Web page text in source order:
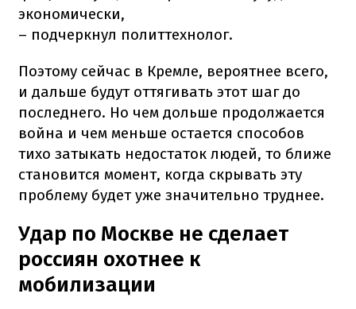
экономически,
– подчеркнул политтехнолог.
Поэтому сейчас в Кремле, вероятнее всего,
и дальше будут оттягивать этот шаг до
последнего. Но чем дольше продолжается
война и чем меньше остается способов
тихо затыкать недостаток людей, то ближе
становится момент, когда скрывать эту
проблему будет уже значительно труднее.
Удар по Москве не сделает
россиян охотнее к
мобилизации